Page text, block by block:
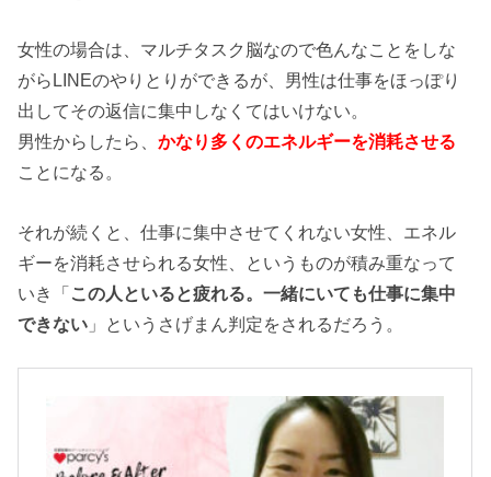
女性の場合は、マルチタスク脳なので色んなことをしな
がらLINEのやりとりができるが、男性は仕事をほっぽり
出してその返信に集中しなくてはいけない。
男性からしたら、かなり多くのエネルギーを消耗させる
ことになる。
それが続くと、仕事に集中させてくれない女性、エネル
ギーを消耗させられる女性、というものが積み重なって
いき「この人といると疲れる。一緒にいても仕事に集中
できない 」というさげまん判定をされるだろう。